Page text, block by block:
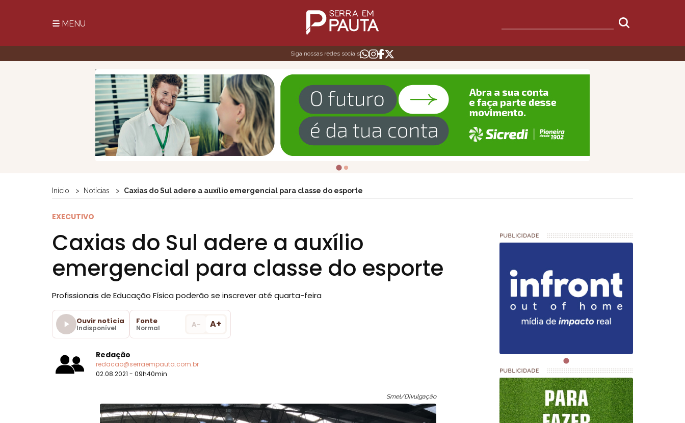
MENU
Siga nossas redes sociais
Início Notícias Caxias do Sul adere a auxílio emergencial para classe do esporte
EXECUTIVO
Caxias do Sul adere a auxílio
emergencial para classe do esporte
Profissionais de Educação Física poderão se inscrever até quarta-feira
Ouvir notícia
Indisponível
Fonte
Normal A- A+
Redação
redacao@serraempauta.com.br
02.08.2021 - 09h40min
Smel/Divulgação